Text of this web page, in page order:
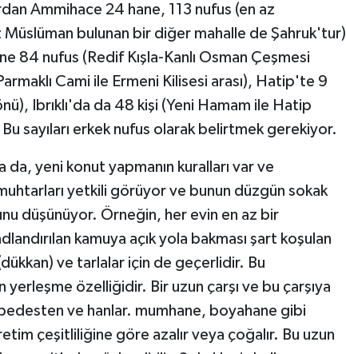
Ammihace 24 hane, 113 nufus (en az
Müslüman bulunan bir diğer mahalle de Şahruk'tur)
84 nufus (Redif Kışla-Kanlı Osman Çeşmesi
Cami ile Ermeni Kilisesi arası), Hatip'te 9
Ibrıklı'da da 48 kişi (Yeni Hamam ile Hatip
Bu sayıları erkek nufus olarak belirtmek gerekiyor.
yeni konut yapmanın kuralları var ve
yetkili görüyor ve bunun düzgün sokak
düşünüyor. Örneğin, her evin en az bir
kamuya açık yola bakması şart koşulan
ve tarlalar için de geçerlidir. Bu
yerleşme özelliğidir. Bir uzun çarşı ve bu çarşıya
bedesten ve hanlar. mumhane, boyahane gibi
çeşitliliğine göre azalır veya çoğalır. Bu uzun